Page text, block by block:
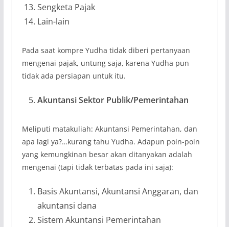
Sengketa Pajak
Lain-lain
Pada saat kompre Yudha tidak diberi pertanyaan
mengenai pajak, untung saja, karena Yudha pun
tidak ada persiapan untuk itu.
Akuntansi Sektor Publik/Pemerintahan
Meliputi matakuliah: Akuntansi Pemerintahan, dan
apa lagi ya?…kurang tahu Yudha. Adapun poin-poin
yang kemungkinan besar akan ditanyakan adalah
mengenai (tapi tidak terbatas pada ini saja):
Basis Akuntansi, Akuntansi Anggaran, dan
akuntansi dana
Sistem Akuntansi Pemerintahan